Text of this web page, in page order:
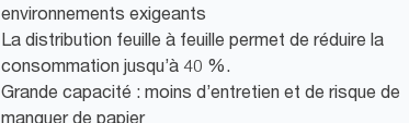
environnements exigeants
La distribution feuille à feuille permet de réduire la
consommation jusqu’à 40 %.
Grande capacité : moins d’entretien et de risque de
manquer de papier